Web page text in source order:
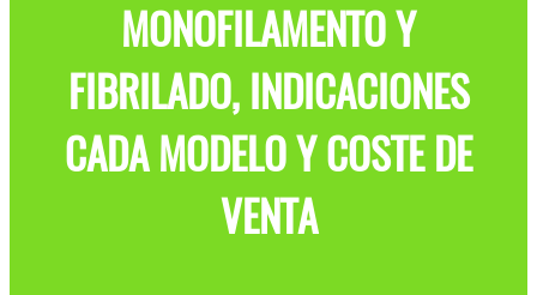
MONOFILAMENTO Y
FIBRILADO, INDICACIONES
CADA MODELO Y COSTE DE
VENTA